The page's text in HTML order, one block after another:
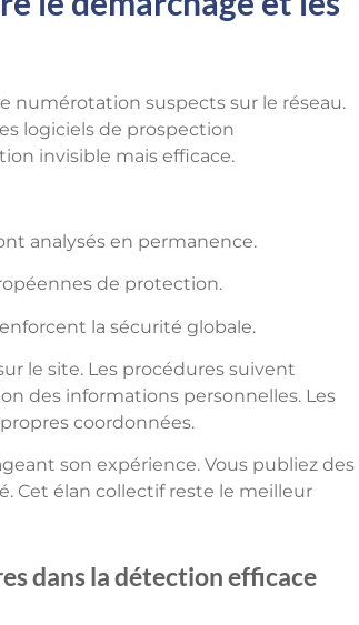
numérotation suspects sur le réseau.
logiciels de prospection
invisible mais efficace.
analysés en permanence.
de protection.
la sécurité globale.
le site. Les procédures suivent
des informations personnelles. Les
coordonnées.
son expérience. Vous publiez des
Cet élan collectif reste le meilleur
dans la détection efficace